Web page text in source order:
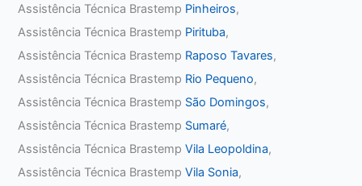
Assistência Técnica Brastemp Pinheiros,
Assistência Técnica Brastemp Pirituba,
Assistência Técnica Brastemp Raposo Tavares,
Assistência Técnica Brastemp Rio Pequeno,
Assistência Técnica Brastemp São Domingos,
Assistência Técnica Brastemp Sumaré,
Assistência Técnica BrastempVila Leopoldina,
Assistência Técnica BrastempVila Sonia,